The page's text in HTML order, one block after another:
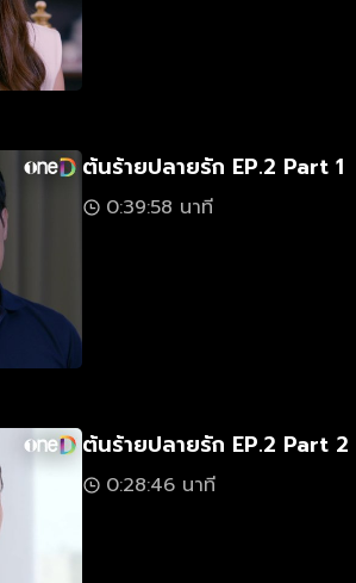
ต้นร้ายปลายรัก EP.2 Part 1
0:39:58 นาที
ต้นร้ายปลายรัก EP.2 Part 2
0:28:46 นาที